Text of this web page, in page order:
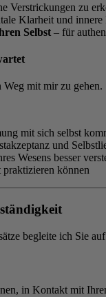
Verstrickungen zu
Klarheit und innere
Selbst – für
Weg mit mir zu
mit sich selbst
und
Wesens besser
können
begleite ich Sie
in Kontakt mit